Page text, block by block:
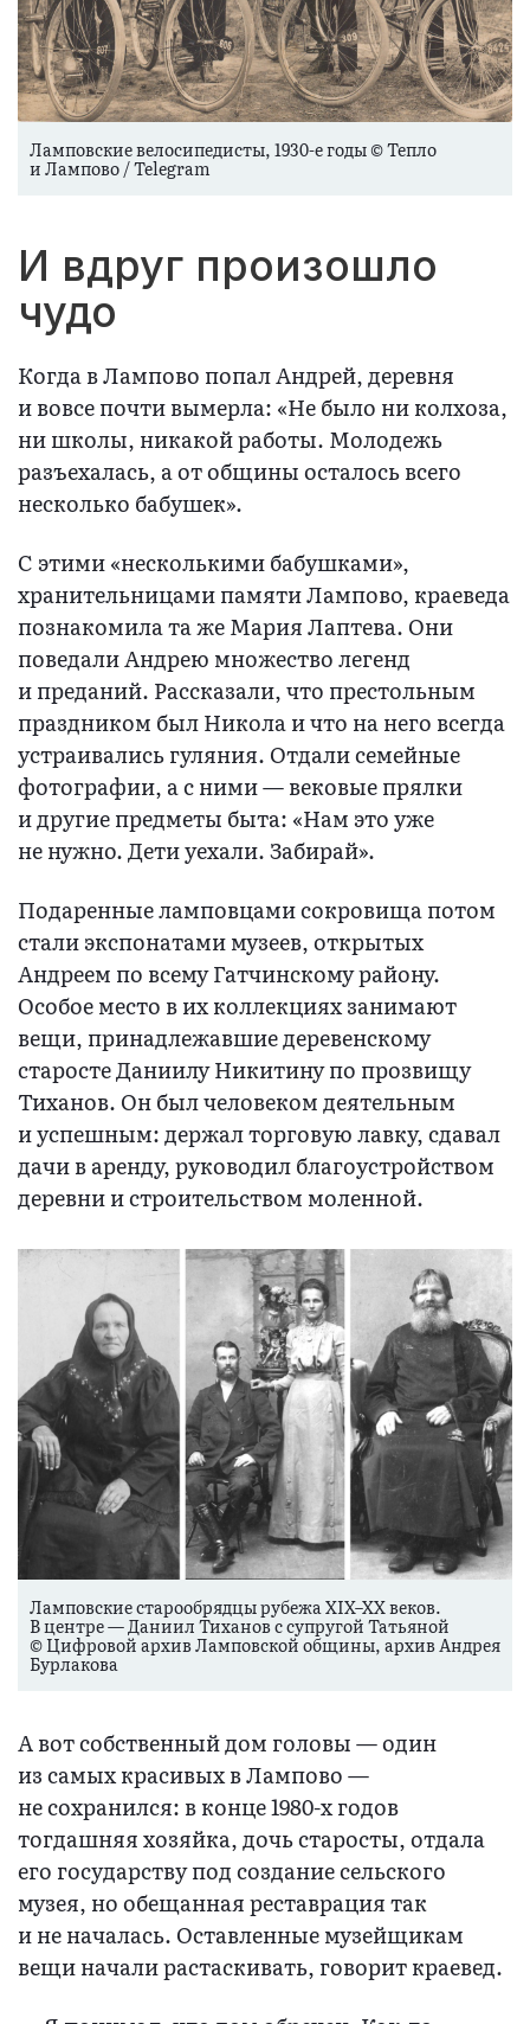
Ламповские велосипедисты, 1930-е годы © Тепло
и Лампово / Telegram
И вдруг произошло
чудо
Когда в Лампово попал Андрей, деревня
и вовсе почти вымерла: «Не было ни колхоза,
ни школы, никакой работы. Молодежь
разъехалась, а от общины осталось всего
несколько бабушек».
С этими «несколькими бабушками»,
хранительницами памяти Лампово, краеведа
познакомила та же Мария Лаптева. Они
поведали Андрею множество легенд
и преданий. Рассказали, что престольным
праздником был Никола и что на него всегда
устраивались гуляния. Отдали семейные
фотографии, а с ними — вековые прялки
и другие предметы быта: «Нам это уже
не нужно. Дети уехали. Забирай».
Подаренные ламповцами сокровища потом
стали экспонатами музеев, открытых
Андреем по всему Гатчинскому району.
Особое место в их коллекциях занимают
вещи, принадлежавшие деревенскому
старосте Даниилу Никитину по прозвищу
Тиханов. Он был человеком деятельным
и успешным: держал торговую лавку, сдавал
дачи в аренду, руководил благоустройством
деревни и строительством моленной.
Ламповские старообрядцы рубежа XIX–XX веков.
В центре — Даниил Тиханов с супругой Татьяной
© Цифровой архив Ламповской общины, архив Андрея
Бурлакова
А вот собственный дом головы — один
из самых красивых в Лампово —
не сохранился: в конце 1980-х годов
тогдашняя хозяйка, дочь старосты, отдала
его государству под создание сельского
музея, но обещанная реставрация так
и не началась. Оставленные музейщикам
вещи начали растаскивать, говорит краевед.